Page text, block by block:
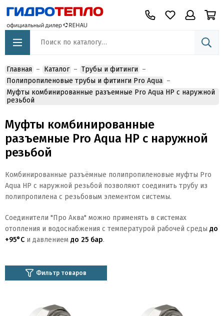
Главная Каталог
Трубы и фитинги
Полипропиленовые трубы и фитинги Pro Aqua
Муфты комбинированные разъемные Pro Aqua НР с наружной
резьбой
Муфты комбинированные
разъемные Pro Aqua НР с наружной
резьбой
Комбинированные разъёмные полипропиленовые муфты Pro
Aqua НР с наружной резьбой позволяют соединить трубу из
полипропилена с резьбовым элементом системы.
Соединители "Про Аква" можно применять в системах
отопления и водоснабжения с температурой рабочей среды до
+95°C и давлением до 25 бар.
Фильтр товаров